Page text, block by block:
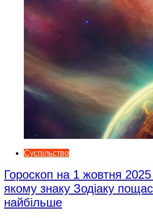
Суспільство
Гороскоп на 1 жовтня
якому знаку Зодіаку
найбільше